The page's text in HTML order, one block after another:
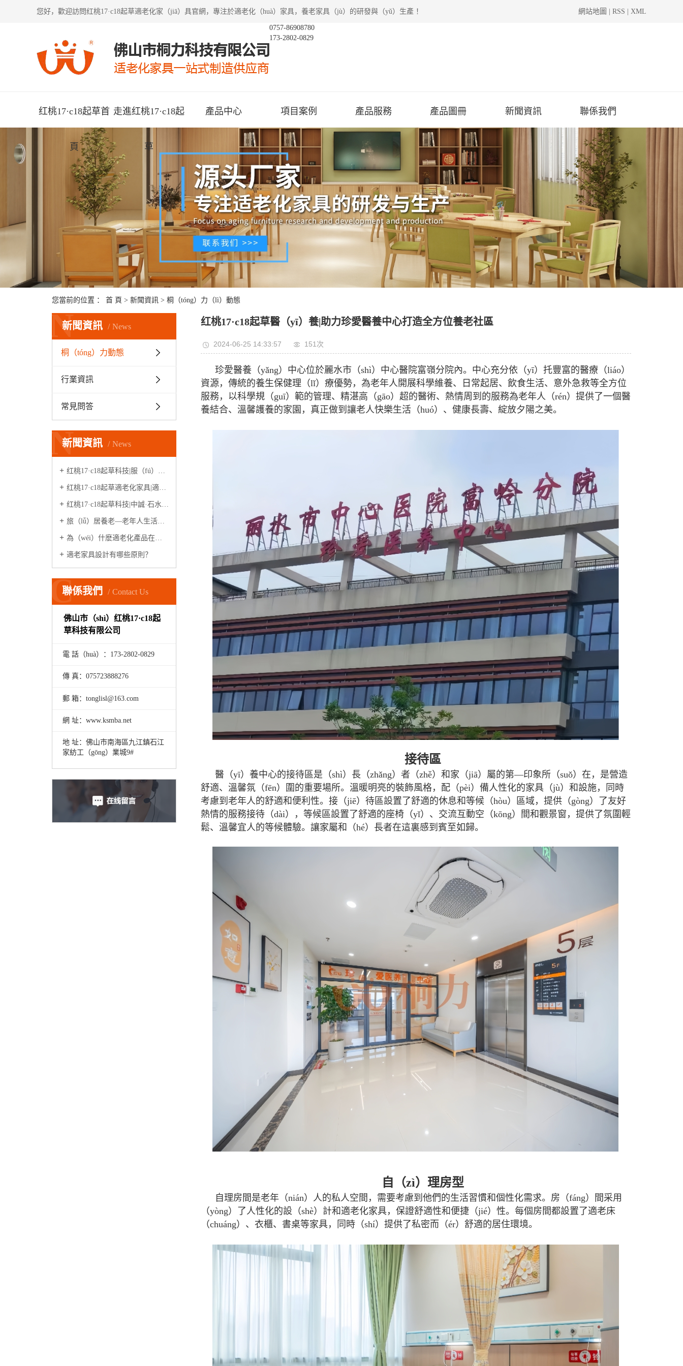
您好，歡迎訪問红桃17·c18起草適老化家（jiā）具官網，專注於適老化（huà）家具，養老家具（jù）的研發與（yǔ）生產 ！ 網站地圖 RSS XML
0757-86908780
173-2802-0829
红桃17·c18起草首
頁
走進红桃17·c18起
草
產品中心 項目案例 產品服務 產品圖冊 新聞資訊 聯係我們
您當前的位置 ： 首 頁 > 新聞資訊 > 桐（tóng）力（lì）動態
新聞資訊 News
N
桐（tóng）力動態
行業資訊
常見問答
新聞資訊 News
N
红桃17·c18起草科技|服（fú）務升級（jí）
红桃17·c18起草適老化家具|適老化體驗中心（xīn）
红桃17·c18起草科技|中誠·石水源（案例）
旅（lǚ）居養老—老年人生活新模式
為（wéi）什麽適老化產品在家居市場很少見？
適老家具設計有哪些原則？
聯係我們 Contact Us
C
佛山市（shì）红桃17·c18起
草科技有限公司
電 話（huà）：173-2802-0829
傳 真：075723888276
郵 箱：tonglisl@163.com
網 址：www.ksmba.net
地 址：佛山市南海區九江鎮石江
家紡工（gōng）業城9#
红桃17·c18起草醫（yī）養|助力珍愛醫養中心打造全方位養老社區
2024-06-25 14:33:57 151次
珍愛醫養（yǎng）中心位於麗水市（shì）中心醫院富嶺分院內。中心充分依（yī）托豐富的醫療（liáo）
資源，傳統的養生保健理（lǐ）療優勢，為老年人開展科學維養、日常起居、飲食生活、意外急救等全方位
服務，以科學規（guī）範的管理、精湛高（gāo）超的醫術、熱情周到的服務為老年人（rén）提供了一個醫
養結合、溫馨護養的家園，真正做到讓老人快樂生活（huó）、健康長壽、綻放夕陽之美。
接待區
醫（yī）養中心的接待區是（shì）長（zhǎng）者（zhě）和家（jiā）屬的第—印象所（suǒ）在，是營造
舒適、溫馨氛（fēn）圍的重要場所。溫暖明亮的裝飾風格，配（pèi）備人性化的家具（jù）和設施，同時
考慮到老年人的舒適和便利性。接（jiē）待區設置了舒適的休息和等候（hòu）區域，提供（gòng）了友好
熱情的服務接待（dài），等候區設置了舒適的座椅（yǐ）、交流互動空（kōng）間和觀景窗，提供了氛圍輕
鬆、溫馨宜人的等候體驗。讓家屬和（hé）長者在這裏感到賓至如歸。
自（zì）理房型
自理房間是老年（nián）人的私人空間，需要考慮到他們的生活習慣和個性化需求。房（fáng）間采用
（yòng）了人性化的設（shè）計和適老化家具，保證舒適性和便捷（jié）性。每個房間都設置了適老床
（chuáng）、衣櫃、書桌等家具，同時（shí）提供了私密而（ér）舒適的居住環境。